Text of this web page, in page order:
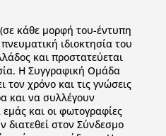
κάθε μορφή του-έντυπη
ιδιοκτησία του
και προστατεύεται
Η Συγγραφική Ομάδα
χρόνο και τις γνώσεις
και να συλλέγουν
και οι φωτογραφίες
διατεθεί στον Σύνδεσμο